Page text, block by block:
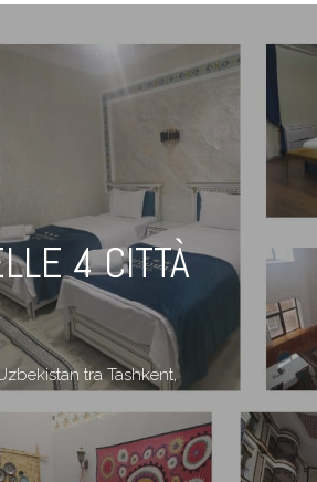
4 CITTÀ
tra Tashkent,